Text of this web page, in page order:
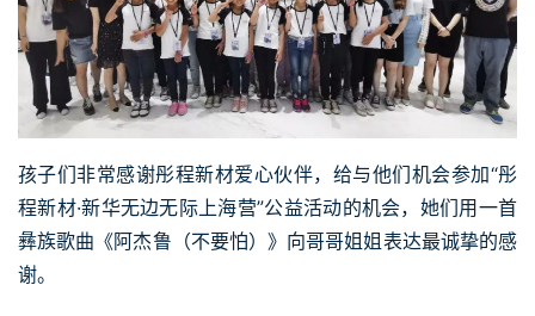
孩子们非常感谢彤程新材爱心伙伴，给与他们机会参加“彤
程新材·新华无边无际上海营”公益活动的机会，她们用一首
彝族歌曲《阿杰鲁（不要怕）》向哥哥姐姐表达最诚挚的感
谢。